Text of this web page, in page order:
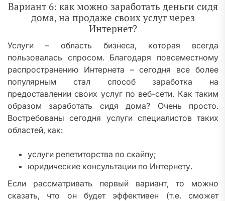
Вариант 6: как можно заработать деньги сидя
дома, на продаже своих услуг через
Интернет?
Услуги – область бизнеса, которая всегда
пользовалась спросом. Благодаря повсеместному
распространению Интернета – сегодня все более
популярным стал способ заработка на
предоставлении своих услуг по веб-сети. Как таким
образом заработать сидя дома? Очень просто.
Востребованы сегодня услуги специалистов таких
областей, как:
услуги репетиторства по скайпу;
юридические консультации по Интернету.
Если рассматривать первый вариант, то можно
сказать, что он будет эффективен (т.е. сможет